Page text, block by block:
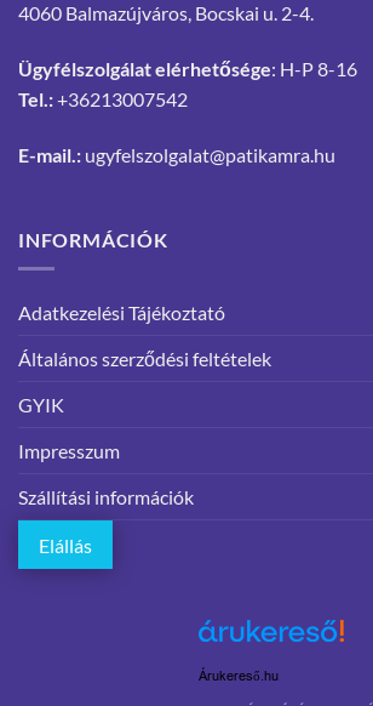
4060 Balmazújváros, Bocskai u. 2-4.
Ügyfélszolgálat elérhetősége: H-P 8-16
Tel.:+36213007542
E-mail.: ugyfelszolgalat@patikamra.hu
INFORMÁCIÓK
Adatkezelési Tájékoztató
Általános szerződési feltételek
GYIK
Impresszum
Szállítási információk
Elállás
Árukereső.hu